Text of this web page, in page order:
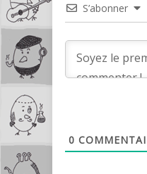
S’abonner
0